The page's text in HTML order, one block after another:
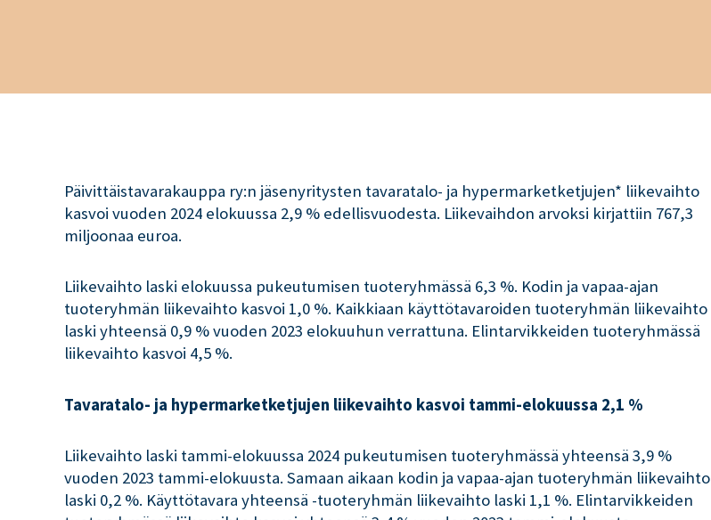
Päivittäistavarakauppa ry:n jäsenyritysten tavaratalo- ja hypermarketketjujen* liikevaihto
kasvoi vuoden 2024 elokuussa 2,9 % edellisvuodesta. Liikevaihdon arvoksi kirjattiin 767,3
miljoonaa euroa.
Liikevaihto laski elokuussa pukeutumisen tuoteryhmässä 6,3 %. Kodin ja vapaa-ajan
tuoteryhmän liikevaihto kasvoi 1,0 %. Kaikkiaan käyttötavaroiden tuoteryhmän liikevaihto
laski yhteensä 0,9 % vuoden 2023 elokuuhun verrattuna. Elintarvikkeiden tuoteryhmässä
liikevaihto kasvoi 4,5 %.
Tavaratalo- ja hypermarketketjujen liikevaihto kasvoi tammi-elokuussa 2,1 %
Liikevaihto laski tammi-elokuussa 2024 pukeutumisen tuoteryhmässä yhteensä 3,9 %
vuoden 2023 tammi-elokuusta. Samaan aikaan kodin ja vapaa-ajan tuoteryhmän liikevaihto
laski 0,2 %. Käyttötavara yhteensä -tuoteryhmän liikevaihto laski 1,1 %. Elintarvikkeiden